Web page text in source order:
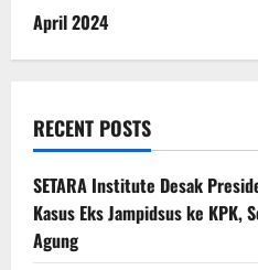
April 2024
RECENT POSTS
SETARA Institute Desak
Kasus Eks Jampidsus ke KPK,
Agung